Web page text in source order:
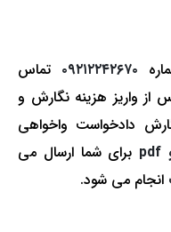
۰۹۲۱۲۲۴۲۶۷۰ تماس
از واریز هزینه نگارش و
دادخواست واخواهی
برای شما ارسال می
انجام می شود.